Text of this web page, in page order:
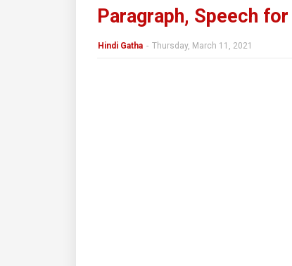
Paragraph, Speech
Hindi Gatha - Thursday, March 11, 2021